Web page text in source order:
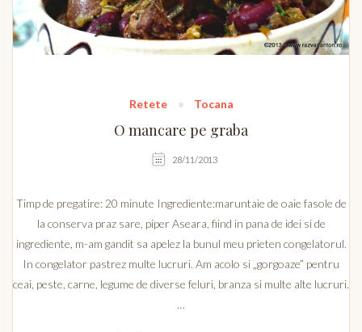
Retete Tocana
O mancare pe graba
28/11/2013
Timp de pregatire: 20 minute Ingrediente:maruntaie de oaie fasole de
la conserva praz sare, piper Aseara, fiind in pana de idei si de
ingrediente, m-am gandit sa apelez la bunul meu prieten congelatorul.
In congelator pastrez multe lucruri. Am acolo si „gorgoaze” pentru
ceai, peste, carne, legume de diverse feluri, branza si multe alte lucruri.
…